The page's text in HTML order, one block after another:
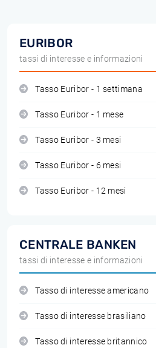
EURIBOR
tassi di interesse e informazioni
Tasso Euribor - 1 settimana
Tasso Euribor - 1 mese
Tasso Euribor - 3 mesi
Tasso Euribor - 6 mesi
Tasso Euribor - 12 mesi
CENTRALE BANKEN
tassi di interesse e informazioni
Tasso di interesse americano
Tasso di interesse brasiliano
Tasso di interesse britannico